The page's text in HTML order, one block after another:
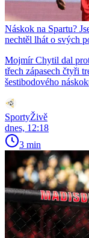
Náskok na Spartu?
nechtěl lhát o svých
Mojmír Chytil dal
třech zápasech čtyři
šestibodového
SportyŽivě
dnes, 12:18
3 min